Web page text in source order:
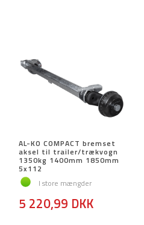
AL-KO COMPACT bremset
aksel til trailer/trækvogn
1350kg 1400mm 1850mm
5x112
I store mængder
5 220,99 DKK